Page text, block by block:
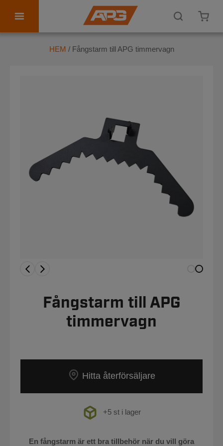
ATV tillbehör
HEM / Fångstarm till APG timmervagn
Fångstarm till APG
timmervagn
Hitta återförsäljare
+5 st i lager
En fångstarm är ett bra tillbehör när du vill göra